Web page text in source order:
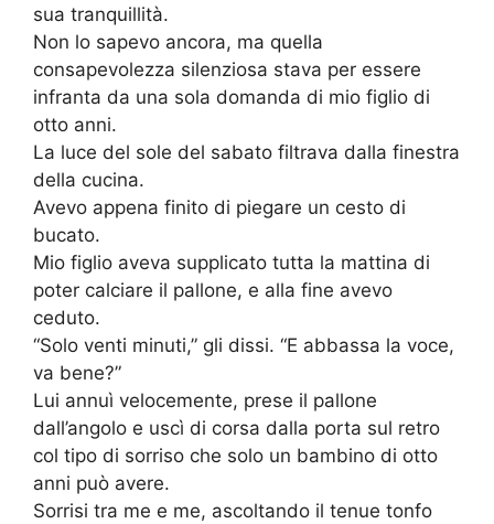
sua tranquillità.
Non lo sapevo ancora, ma quella
consapevolezza silenziosa stava per essere
infranta da una sola domanda di mio figlio di
otto anni.
La luce del sole del sabato filtrava dalla finestra
della cucina.
Avevo appena finito di piegare un cesto di
bucato.
Mio figlio aveva supplicato tutta la mattina di
poter calciare il pallone, e alla fine avevo
ceduto.
“Solo venti minuti,” gli dissi. “E abbassa la voce,
va bene?”
Lui annuì velocemente, prese il pallone
dall’angolo e uscì di corsa dalla porta sul retro
col tipo di sorriso che solo un bambino di otto
anni può avere.
Sorrisi tra me e me, ascoltando il tenue tonfo